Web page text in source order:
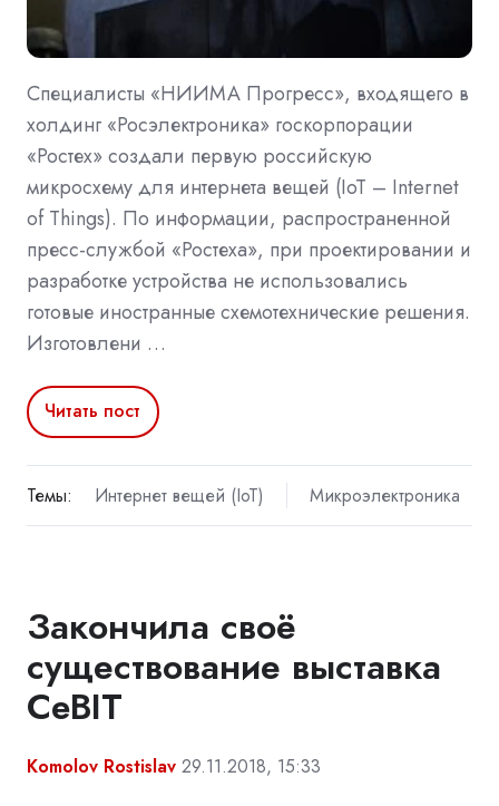
Специалисты «НИИМА Прогресс», входящего в
холдинг «Росэлектроника» госкорпорации
«Ростех» создали первую российскую
микросхему для интернета вещей (IoT – Internet
of Things). По информации, распространенной
пресс-службой «Ростеха», при проектировании и
разработке устройства не использовались
готовые иностранные схемотехнические решения.
Изготовлени …
Читать пост
Темы: Интернет вещей (IoT) Микроэлектроника
Закончила своё
существование выставка
CeBIT
Komolov Rostislav 29.11.2018, 15:33